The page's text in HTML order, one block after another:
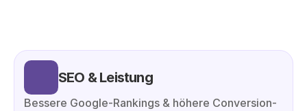
SEO & Leistung
Bessere Google-Rankings & höhere Conversion-